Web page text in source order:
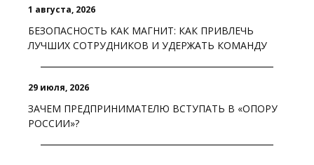
1 августа, 2026
БЕЗОПАСНОСТЬ КАК МАГНИТ: КАК ПРИВЛЕЧЬ
ЛУЧШИХ СОТРУДНИКОВ И УДЕРЖАТЬ КОМАНДУ
29 июля, 2026
ЗАЧЕМ ПРЕДПРИНИМАТЕЛЮ ВСТУПАТЬ В «ОПОРУ
РОССИИ»?